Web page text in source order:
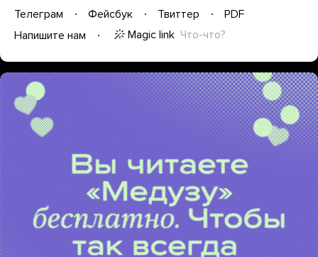
Телеграм Фейсбук Твиттер
PDF
Напишите нам
Magic link Что-что?